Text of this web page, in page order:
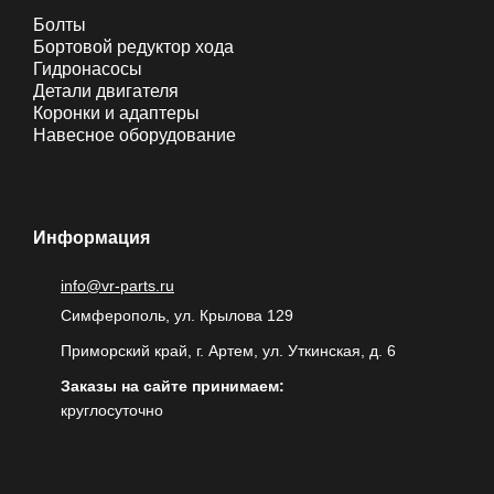
Болты
Бортовой редуктор хода
Гидронасосы
Детали двигателя
Коронки и адаптеры
Навесное оборудование
Информация
info@vr-parts.ru
Симферополь, ул. Крылова 129
Приморский край, г. Артем, ул. Уткинская, д. 6
Заказы на сайте принимаем:
круглосуточно